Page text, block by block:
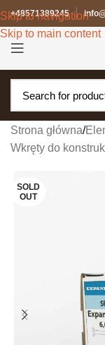
Skip to navigation
Skip to main content
+48571389245
Strona główna/
Wkręty do
SOLD
OUT